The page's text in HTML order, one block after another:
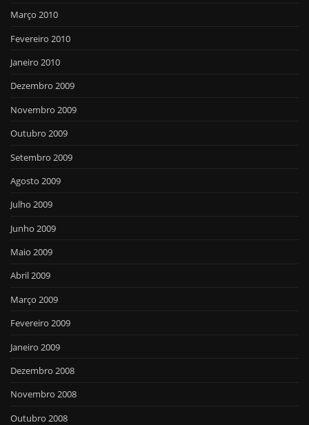
Março 2010
Fevereiro 2010
Janeiro 2010
Dezembro 2009
Novembro 2009
Outubro 2009
Setembro 2009
Agosto 2009
Julho 2009
Junho 2009
Maio 2009
Abril 2009
Março 2009
Fevereiro 2009
Janeiro 2009
Dezembro 2008
Novembro 2008
Outubro 2008